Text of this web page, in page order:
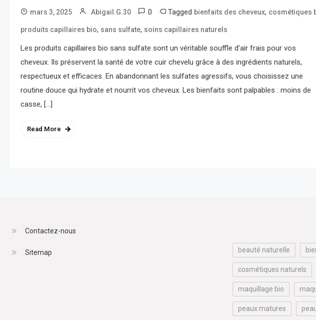
mars 3, 2025 Abigail.G.30 0 Tagged bienfaits des cheveux, cosmétiques
produits capillaires bio, sans sulfate, soins capillaires naturels
Les produits capillaires bio sans sulfate sont un véritable souffle d’air frais pour vos
cheveux. Ils préservent la santé de votre cuir chevelu grâce à des ingrédients naturels,
respectueux et efficaces. En abandonnant les sulfates agressifs, vous choisissez une
routine douce qui hydrate et nourrit vos cheveux. Les bienfaits sont palpables : moins de
casse, […]
Read More
Contactez-nous
Sitemap beauté naturelle
cosmétiques naturels
maquillage bio
peaux matures